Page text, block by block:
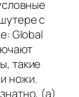
с
Global
такие
ножи.
(а)